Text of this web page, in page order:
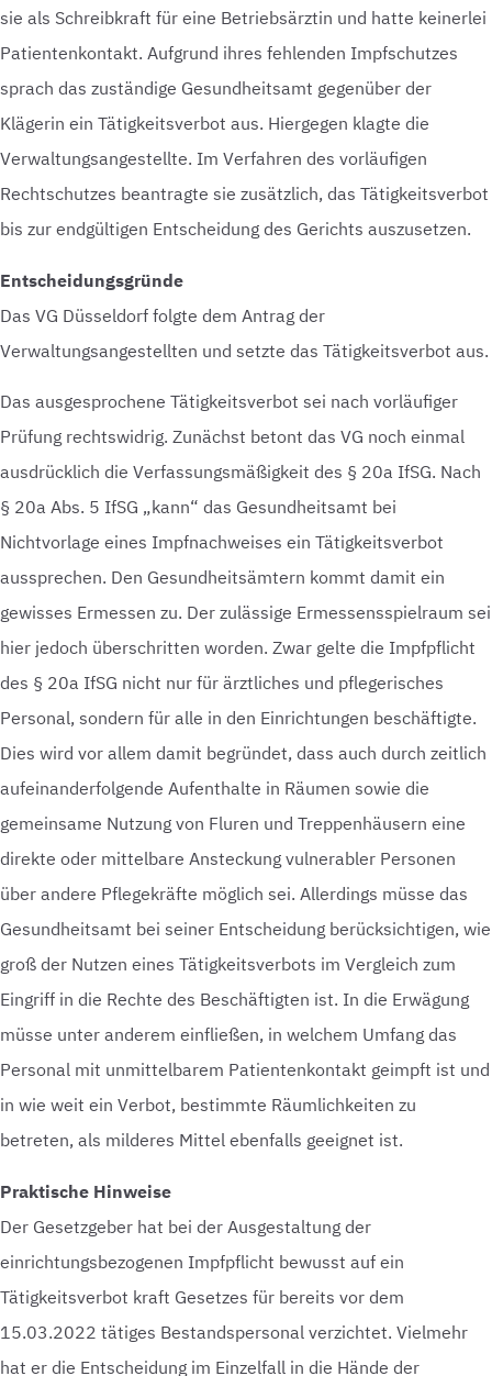
sie als Schreibkraft für eine Betriebsärztin und hatte keinerlei
Patientenkontakt. Aufgrund ihres fehlenden Impfschutzes
sprach das zuständige Gesundheitsamt gegenüber der
Klägerin ein Tätigkeitsverbot aus. Hiergegen klagte die
Verwaltungsangestellte. Im Verfahren des vorläufigen
Rechtschutzes beantragte sie zusätzlich, das Tätigkeitsverbot
bis zur endgültigen Entscheidung des Gerichts auszusetzen.
Entscheidungsgründe
Das VG Düsseldorf folgte dem Antrag der
Verwaltungsangestellten und setzte das Tätigkeitsverbot aus.
Das ausgesprochene Tätigkeitsverbot sei nach vorläufiger
Prüfung rechtswidrig. Zunächst betont das VG noch einmal
ausdrücklich die Verfassungsmäßigkeit des § 20a IfSG. Nach
§ 20a Abs. 5 IfSG „kann“ das Gesundheitsamt bei
Nichtvorlage eines Impfnachweises ein Tätigkeitsverbot
aussprechen. Den Gesundheitsämtern kommt damit ein
gewisses Ermessen zu. Der zulässige Ermessensspielraum sei
hier jedoch überschritten worden. Zwar gelte die Impfpflicht
des § 20a IfSG nicht nur für ärztliches und pflegerisches
Personal, sondern für alle in den Einrichtungen beschäftigte.
Dies wird vor allem damit begründet, dass auch durch zeitlich
aufeinanderfolgende Aufenthalte in Räumen sowie die
gemeinsame Nutzung von Fluren und Treppenhäusern eine
direkte oder mittelbare Ansteckung vulnerabler Personen
über andere Pflegekräfte möglich sei. Allerdings müsse das
Gesundheitsamt bei seiner Entscheidung berücksichtigen, wie
groß der Nutzen eines Tätigkeitsverbots im Vergleich zum
Eingriff in die Rechte des Beschäftigten ist. In die Erwägung
müsse unter anderem einfließen, in welchem Umfang das
Personal mit unmittelbarem Patientenkontakt geimpft ist und
in wie weit ein Verbot, bestimmte Räumlichkeiten zu
betreten, als milderes Mittel ebenfalls geeignet ist.
Praktische Hinweise
Der Gesetzgeber hat bei der Ausgestaltung der
einrichtungsbezogenen Impfpflicht bewusst auf ein
Tätigkeitsverbot kraft Gesetzes für bereits vor dem
15.03.2022 tätiges Bestandspersonal verzichtet. Vielmehr
hat er die Entscheidung im Einzelfall in die Hände der